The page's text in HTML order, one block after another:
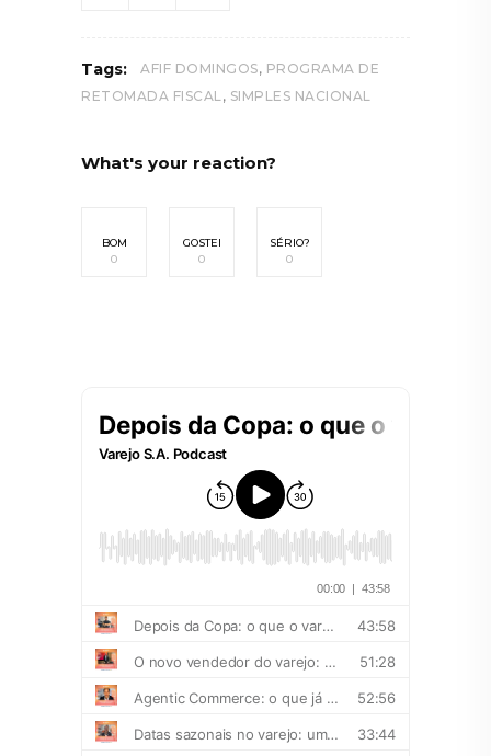
Tags: AFIF DOMINGOS, PROGRAMA DE
RETOMADA FISCAL, SIMPLES NACIONAL
What's your reaction?
BOM
0
GOSTEI
0
SÉRIO?
0